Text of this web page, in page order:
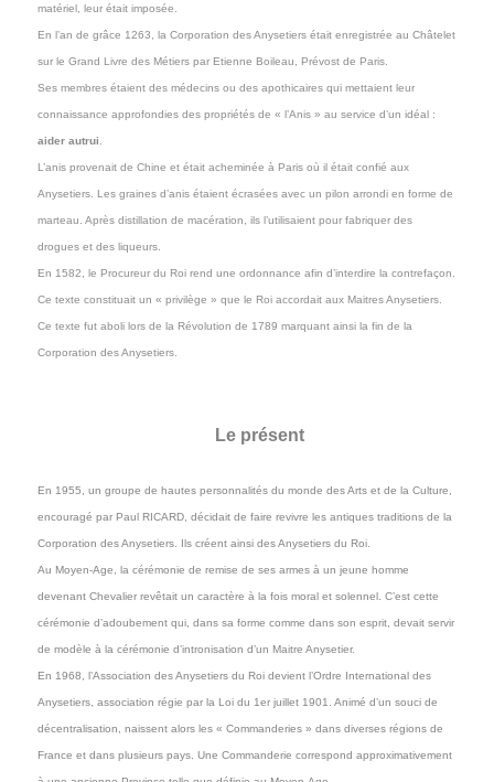
matériel, leur était imposée.
En l’an de grâce 1263, la Corporation des Anysetiers était enregistrée au Châtelet
sur le Grand Livre des Métiers par Etienne Boileau, Prévost de Paris.
Ses membres étaient des médecins ou des apothicaires qui mettaient leur
connaissance approfondies des propriétés de « l’Anis » au service d’un idéal :
aider autrui.
L’anis provenait de Chine et était acheminée à Paris où il était confié aux
Anysetiers. Les graines d’anis étaient écrasées avec un pilon arrondi en forme de
marteau. Après distillation de macération, ils l’utilisaient pour fabriquer des
drogues et des liqueurs.
En 1582, le Procureur du Roi rend une ordonnance afin d’interdire la contrefaçon.
Ce texte constituait un « privilège » que le Roi accordait aux Maitres Anysetiers.
Ce texte fut aboli lors de la Révolution de 1789 marquant ainsi la fin de la
Corporation des Anysetiers.
Le présent
En 1955, un groupe de hautes personnalités du monde des Arts et de la Culture,
encouragé par Paul RICARD, décidait de faire revivre les antiques traditions de la
Corporation des Anysetiers. Ils créent ainsi des Anysetiers du Roi.
Au Moyen-Age, la cérémonie de remise de ses armes à un jeune homme
devenant Chevalier revêtait un caractère à la fois moral et solennel. C’est cette
cérémonie d’adoubement qui, dans sa forme comme dans son esprit, devait servir
de modèle à la cérémonie d’intronisation d’un Maitre Anysetier.
En 1968, l’Association des Anysetiers du Roi devient l’Ordre International des
Anysetiers, association régie par la Loi du 1er juillet 1901. Animé d’un souci de
décentralisation, naissent alors les « Commanderies » dans diverses régions de
France et dans plusieurs pays. Une Commanderie correspond approximativement